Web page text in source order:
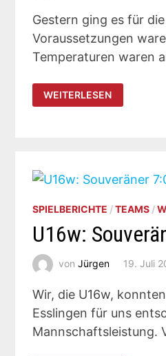
Gestern ging es für
Voraussetzungen
Temperaturen waren
MU16
–
SPIELTAG
WEITERLESEN
SPIELBERICHTE /TEAMS/
U16w:
von Jürgen 19. Juli
Wir, die U16w,
Esslingen für uns
Mannschaftsleistung.